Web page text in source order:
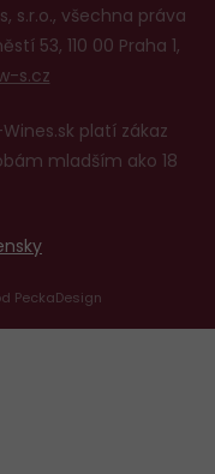
s.r.o., všechna práva
53, 110 00 Praha 1,
s.cz
platí zákaz
mladším ako 18
PeckaDesign